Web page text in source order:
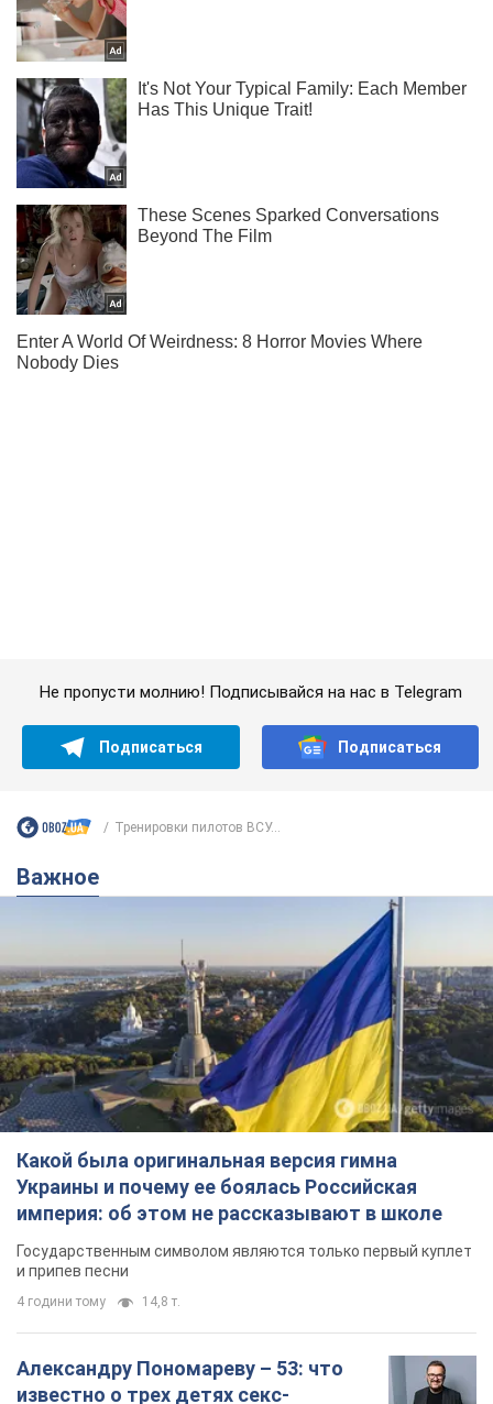
Какой была оригинальная версия гимна
Украины и почему ее боялась Российская
империя: об этом не рассказывают в школе
Государственным символом являются только первый куплет
и припев песни
4 години тому 14,8 т.
Александру Пономареву – 53: что
известно о трех детях секс-
символа 90-х и как они выглядят
Несмотря на развитие карьеры, артист не
забывал о личном счастье
9 годин тому 8,4 т.
В ПриватБанке рассказали,
действительны ли доллары 1996
года: принимают ли обменники и
банки такие купюры
Что делать, если банки и обменники не
принимают старые доллары